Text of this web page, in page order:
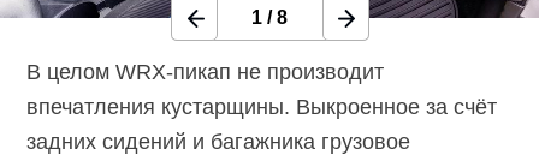
1 /8
В целомWRX-пикап не производит
впечатления кустарщины. Выкроенное за счёт
задних сидений и багажника грузовое